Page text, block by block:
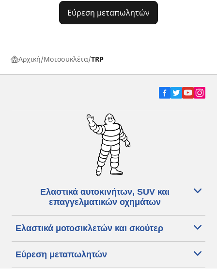
Εύρεση μεταπωλητών
Αρχική Μοτοσυκλέτα TRP
Ελαστικά αυτοκινήτων, SUV και
επαγγελματικών οχημάτων
Ελαστικά μοτοσικλετών και σκούτερ
Εύρεση μεταπωλητών